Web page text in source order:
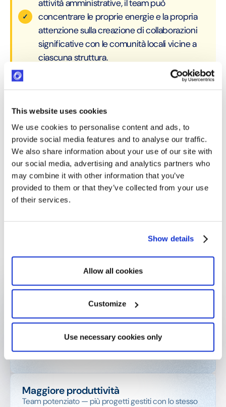
This website uses cookies
We use cookies to personalise content and ads, to
provide social media features and to analyse our traffic.
We also share information about your use of our site with
our social media, advertising and analytics partners who
may combine it with other information that you’ve
provided to them or that they’ve collected from your use
of their services.
Show details
Allow all cookies
Customize
Use necessary cookies only
attività amministrative, il team può
concentrare le proprie energie e la propria
attenzione sulla creazione di collaborazioni
significative con le comunità locali vicine a
ciascuna struttura.
Metà del tempo di elaborazione —
e un team interamente dedicato
alla comunità
Il team responsabile degli investimenti nella
comunità di Capital Power opera ora con
un’efficienza notevolmente maggiore in tutte le 28
della comunità, ottenendo risultati più significativi
28 strutture
Tempo di elaborazione ridotto del 50%
I tempi di revisione delle domande sono stati
dimezzati in tutte le sedi
Maggiore produttività
Team potenziato — più progetti gestiti con lo stesso